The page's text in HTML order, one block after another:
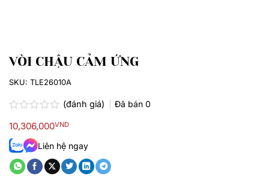
VÒI CHẬU CẢM ỨNG
xếp
hạng
0.0
5
sao
(đánh giá) Đã bán 0
10,306,000VND
Liên hệ ngay
SKU: TLE26010A